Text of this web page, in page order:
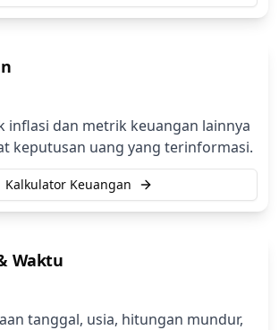
inflasi dan metrik keuangan lainnya
keputusan uang yang terinformasi.
Kalkulator Keuangan
Waktu
tanggal, usia, hitungan mundur,